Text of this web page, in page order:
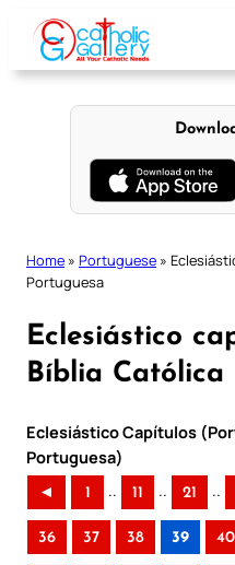
content
Home » Portuguese »
Portuguesa
Eclesiástico
Bíblia Católica
Eclesiástico Capítulos
Portuguesa)
◄ 1 .. 11 .. 21 ..
36 37 38 39 40